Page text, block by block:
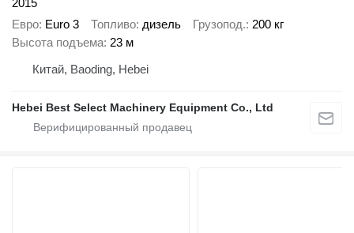
2015
Евро Euro 3 Топливо дизель Грузопод. 200 кг
Высота подъема 23 м
Китай, Baoding, Hebei
Hebei Best Select Machinery Equipment Co., Ltd